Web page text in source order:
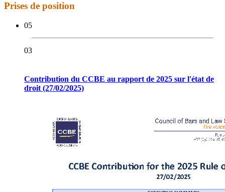
Prises de position
05
03
Contribution du CCBE au rapport de 2025 sur l'état de
droit (27/02/2025)